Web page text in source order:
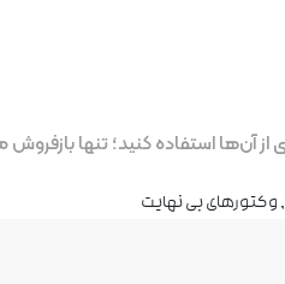
آن‌ها استفاده کنید؛ تنها
,وکتورهای بی نهایت